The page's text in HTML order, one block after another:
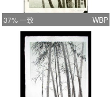
37% 一致 WBP